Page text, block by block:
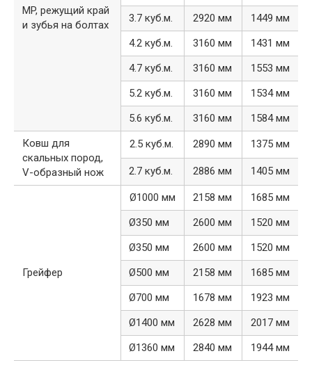
MP, режущий край
и зубья на болтах
3.7 куб.м.
2920 мм
1449 мм
4.2 куб.м.
3160 мм
1431 мм
4.7 куб.м.
3160 мм
1553 мм
5.2 куб.м.
3160 мм
1534 мм
5.6 куб.м.
3160 мм
1584 мм
Ковш для
скальных пород,
V-образный нож
2.5 куб.м. 2890 мм 1375 мм
2.7 куб.м. 2886 мм 1405 мм
Грейфер
Ø1000 мм 2158 мм
1685 мм
Ø350 мм
2600 мм
1520 мм
Ø350 мм
2600 мм
1520 мм
Ø500 мм
2158 мм
1685 мм
Ø700 мм
1678 мм
1923 мм
Ø1400 мм
2628 мм
2017 мм
Ø1360 мм
2840 мм 1944 мм